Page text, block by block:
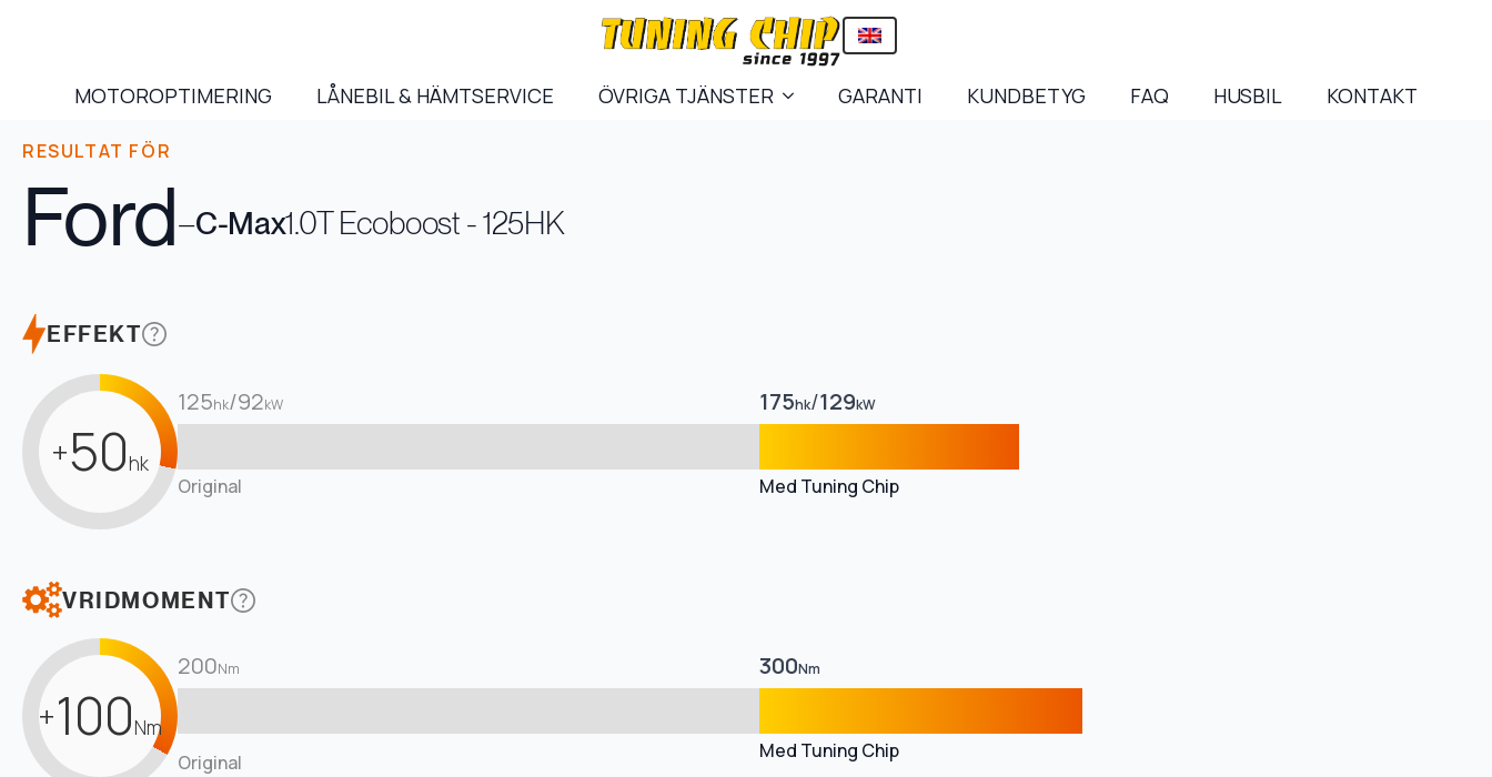
MOTOROPTIMERING LÅNEBIL & HÄMTSERVICE ÖVRIGA TJÄNSTER GARANTI KUNDBETYG FAQ HUSBIL KONTAKT
RESULTAT FÖR
Ford–C-Max1.0T Ecoboost - 125HK
EFFEKT
+50hk
125hk/92kW 175hk/129kW
Original Med Tuning Chip
VRIDMOMENT
+100Nm
200Nm 300Nm
Original Med Tuning Chip